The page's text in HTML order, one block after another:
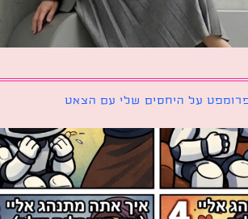
על היחסים שלי עם הצאט